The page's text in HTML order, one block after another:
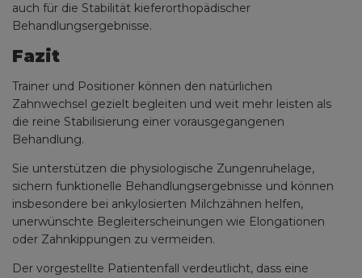
auch für die Stabilität kieferorthopädischer
Behandlungsergebnisse.
Fazit
Trainer und Positioner können den natürlichen
Zahnwechsel gezielt begleiten und weit mehr leisten als
die reine Stabilisierung einer vorausgegangenen
Behandlung.
Sie unterstützen die physiologische Zungenruhelage,
sichern funktionelle Behandlungsergebnisse und können
insbesondere bei ankylosierten Milchzähnen helfen,
unerwünschte Begleiterscheinungen wie Elongationen
oder Zahnkippungen zu vermeiden.
Der vorgestellte Patientenfall verdeutlicht, dass eine